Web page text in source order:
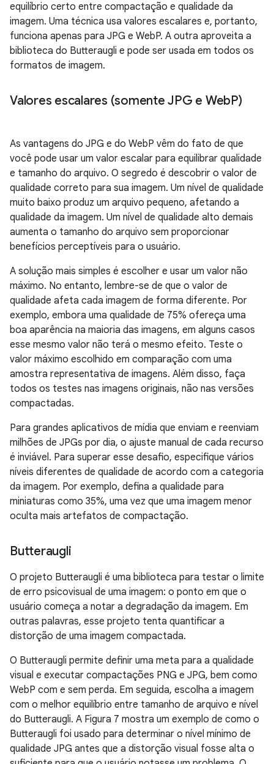
equilíbrio certo entre compactação e qualidade da
imagem. Uma técnica usa valores escalares e, portanto,
funciona apenas para JPG e WebP. A outra aproveita a
biblioteca do Butteraugli e pode ser usada em todos os
formatos de imagem.
Valores escalares (somente JPG e WebP)
As vantagens do JPG e do WebP vêm do fato de que
você pode usar um valor escalar para equilibrar qualidade
e tamanho do arquivo. O segredo é descobrir o valor de
qualidade correto para sua imagem. Um nível de qualidade
muito baixo produz um arquivo pequeno, afetando a
qualidade da imagem. Um nível de qualidade alto demais
aumenta o tamanho do arquivo sem proporcionar
benefícios perceptíveis para o usuário.
A solução mais simples é escolher e usar um valor não
máximo. No entanto, lembre-se de que o valor de
qualidade afeta cada imagem de forma diferente. Por
exemplo, embora uma qualidade de 75% ofereça uma
boa aparência na maioria das imagens, em alguns casos
esse mesmo valor não terá o mesmo efeito. Teste o
valor máximo escolhido em comparação com uma
amostra representativa de imagens. Além disso, faça
todos os testes nas imagens originais, não nas versões
compactadas.
Para grandes aplicativos de mídia que enviam e reenviam
milhões de JPGs por dia, o ajuste manual de cada recurso
é inviável. Para superar esse desafio, especifique vários
níveis diferentes de qualidade de acordo com a categoria
da imagem. Por exemplo, defina a qualidade para
miniaturas como 35%, uma vez que uma imagem menor
oculta mais artefatos de compactação.
Butteraugli
O projeto Butteraugli é uma biblioteca para testar o limite
de erro psicovisual de uma imagem: o ponto em que o
usuário começa a notar a degradação da imagem. Em
outras palavras, esse projeto tenta quantificar a
distorção de uma imagem compactada.
O Butteraugli permite definir uma meta para a qualidade
visual e executar compactações PNG e JPG, bem como
WebP com e sem perda. Em seguida, escolha a imagem
com o melhor equilíbrio entre tamanho de arquivo e nível
do Butteraugli. A Figura 7 mostra um exemplo de como o
Butteraugli foi usado para determinar o nível mínimo de
qualidade JPG antes que a distorção visual fosse alta o